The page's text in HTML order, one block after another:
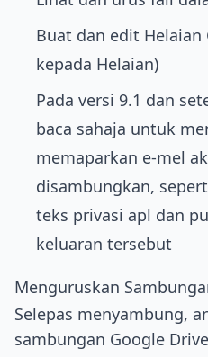
Buat dan edit
kepada Helaian)
Pada versi 9.1 dan
baca sahaja untuk
memaparkan e-mel
disambungkan,
teks privasi apl dan
keluaran tersebut
Menguruskan
Selepas menyambung,
sambungan Google